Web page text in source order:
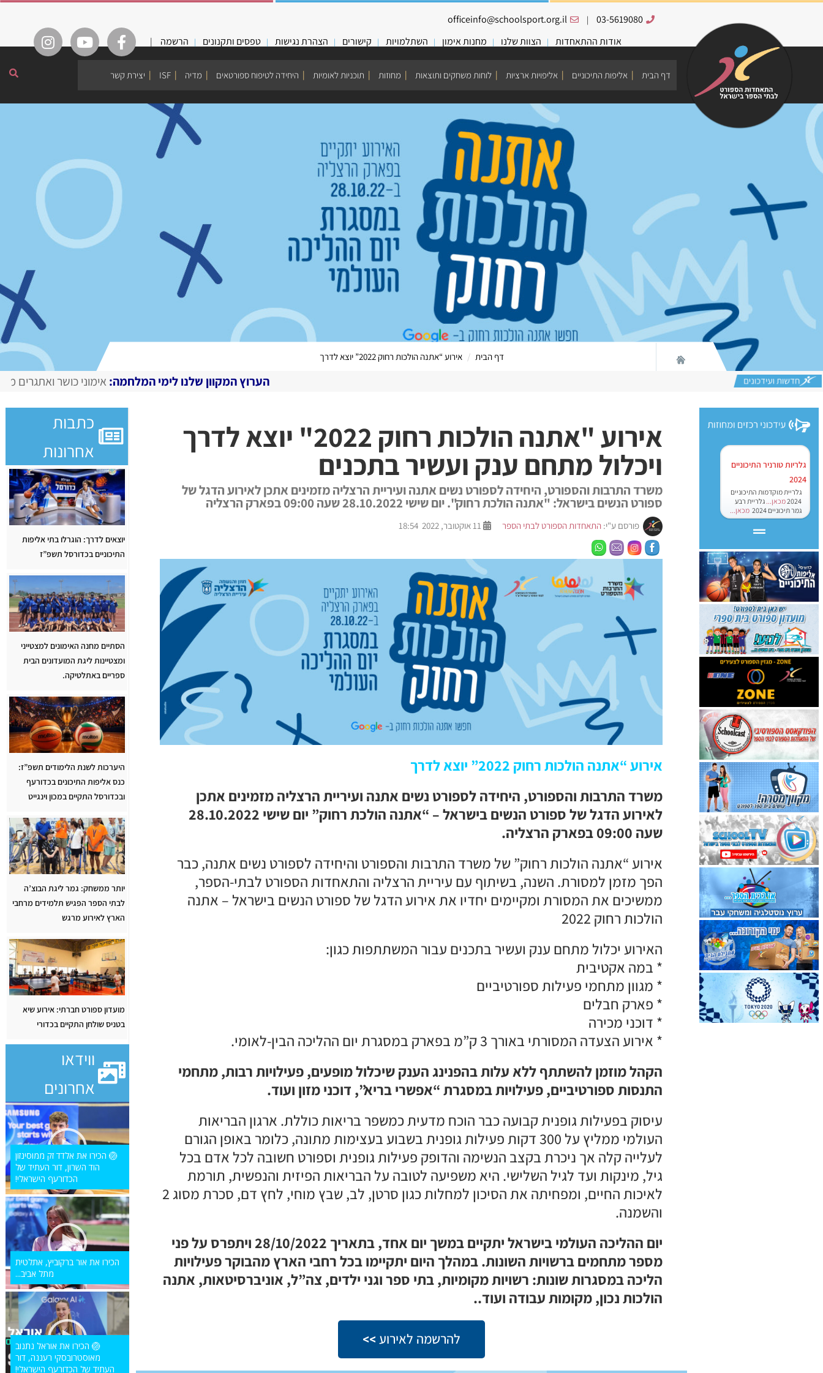
03-5619080
|
officeinfo@schoolsport.org.il
אודות ההתאחדות
הצוות שלנו מחנות אימון השתלמויות קישורים הצהרת נגישות טפסים ותקנונים הרשמה |
דף הבית אליפות התיכוניים אליפויות ארציות לוחות משחקים ותוצאות מחוזות תוכניות לאומיות היחידה לטיפוח ספורטאים מדיה ISF יצירת קשר
דף הבית אירוע “אתנה הולכות רחוק 2022” יוצא לדרך
הערוץ המקוון שלנו לימי המלחמה:אימוני כושר ואתגרים מצולמים, מגזין
גלריות טורניר התיכוניים
2024
גלריית מוקדמות התיכוניים
2024מכאן... גלריית רבע
גמר תיכוניים 2024
מכאן...
אירוע "אתנה הולכות רחוק 2022" יוצא לדרך
ויכלול מתחם ענק ועשיר בתכנים
משרד התרבות והספורט, היחידה לספורט נשים אתנה ועיריית הרצליה מזמינים אתכן לאירוע הדגל של
ספורט הנשים בישראל: "אתנה הולכת רחוק". יום שישי 28.10.2022 שעה 09:00 בפארק הרצליה
פורסם ע"י: התאחדות הספורט לבתי הספר 11 אוקטובר, 2022 18:54
אירוע “אתנה הולכות רחוק 2022” יוצא לדרך
משרד התרבות והספורט, היחידה לספורט נשים אתנה ועיריית הרצליה מזמינים אתכן
לאירוע הדגל של ספורט הנשים בישראל – “אתנה הולכת רחוק”
יום שישי 28.10.2022
שעה 09:00 בפארק הרצליה.
אירוע “אתנה הולכות רחוק” של משרד התרבות והספורט והיחידה לספורט נשים אתנה, כבר
הפך מזמן למסורת. השנה, בשיתוף עם עיריית הרצליה והתאחדות הספורט לבתי-הספר,
ממשיכים את המסורת ומקיימים יחדיו את אירוע הדגל של ספורט הנשים בישראל – אתנה
הולכות רחוק 2022
האירוע יכלול מתחם ענק ועשיר בתכנים עבור המשתתפות כגון:
* במה אקטיבית
* מגוון מתחמי פעילות ספורטיביים
* פארק חבלים
* דוכני מכירה
* אירוע הצעדה המסורתי באורך 3 ק”מ בפארק במסגרת יום ההליכה הבין-לאומי.
הקהל מוזמן להשתתף ללא עלות בהפנינג הענק שיכלול מופעים, פעילויות רבות, מתחמי
התנסות ספורטיביים, פעילויות במסגרת “אפשרי בריא”, דוכני מזון ועוד.
עיסוק בפעילות גופנית קבועה כבר הוכח מדעית כמשפר בריאות כוללת. ארגון הבריאות
העולמי ממליץ על 300 דקות פעילות גופנית בשבוע בעצימות מתונה, כלומר באופן הגורם
לעלייה קלה אך ניכרת בקצב הנשימה והדופק פעילות גופנית וספורט חשובה לכל אדם בכל
גיל, מינקות ועד לגיל השלישי. היא משפיעה לטובה על הבריאות הפיזית והנפשית, תורמת
לאיכות החיים, ומפחיתה את הסיכון למחלות כגון סרטן, לב, שבץ מוחי, לחץ דם, סכרת מסוג 2
והשמנה.
יום ההליכה העולמי בישראל יתקיים במשך יום אחד, בתאריך 28/10/2022 ויתפרס על פני
מספר מתחמים ברשויות השונות. במהלך היום יתקיימו בכל רחבי הארץ מהבוקר פעילויות
הליכה במסגרות שונות: רשויות מקומיות, בתי ספר וגני ילדים, צה”ל, אוניברסיטאות, אתנה
הולכות נכון, מקומות עבודה ועוד..
להרשמה לאירוע >>
כתבות
אחרונות
יוצאים לדרך: הוגרלו בתי אליפות
התיכוניים בכדורסל תשפ”ז
הסתיים מחנה האימונים למצטייני
ומצטיינות ליגת המועדונים הבית
ספריים באתלטיקה.
היערכות לשנת הלימודים תשפ”ז:
כנס אליפות התיכונים בכדורעף
ובכדורסל התקיים במכון וינגייט
יותר ממשחק: גמר ליגת הבוצ’ה
לבתי הספר הפגיש תלמידים מרחבי
הארץ לאירוע מרגש
מועדון ספורט חברתי: אירוע שיא
בטניס שולחן התקיים בכדורי
ווידאו
אחרונים
🏐 הכירו את אלדד זק ממוסינזון
הוד השרון, דור העתיד של
הכדורעף הישראלי!
הכירו את אור ברקוביץ, אתלטית
מתל אביב...
🏐 הכירו את אוראל נתנוב
מאוסטרובסקי רעננה, דור
העתיד של הכדורעף הישראלי!